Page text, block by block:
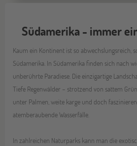
Südamerika - immer
Kaum ein Kontinent ist so abwechslungsreich,
Südamerika. In Südamerika finden sich nach
unberührte Paradiese. Die einzigartige
Tiefe Regenwälder – strotzend von sattem
unter Palmen, weite karge und doch
atemberaubende Wasserfälle.
In zahlreichen Naturparks kann man die